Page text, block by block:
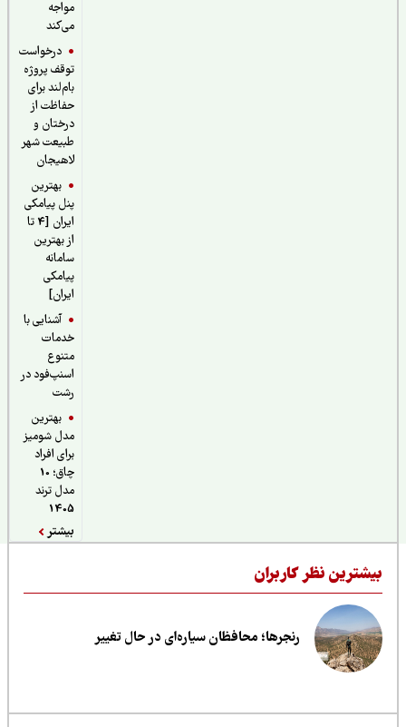
درخواست
توقف پروژه
بام‌لند برای
حفاظت از
درختان و
طبیعت شهر
لاهیجان
بهترین
پنل پیامکی
ایران [4 تا
از بهترین
سامانه
پیامکی
آشنایی با
خدمات
اسنپ‌فود در
بهترین
مدل شومیز
برای افراد
چاق؛ 10
مدل ترند
نظر کاربران
رنجرها؛ محافظان سیاره‌ای در حال تغییر